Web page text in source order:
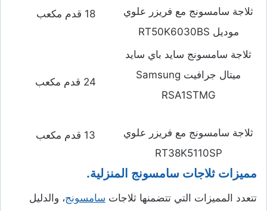
ثلاجة سامسونج مع فريزر علوي
موديل RT50K6030BS
18 قدم مكعب
ثلاجة سامسونج سايد باي سايد
ميتال جرافيت Samsung
RSA1STMG
24 قدم مكعب
ثلاجة سامسونج مع فريزر علوي
RT38K5110SP
13 قدم مكعب
مميزات ثلاجات سامسونج المنزلية.
تتعدد المميزات التي تتضمنها ثلاجات سامسونج، والدليل